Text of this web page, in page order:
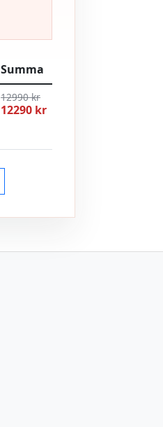
Summa
12990 kr
12290 kr